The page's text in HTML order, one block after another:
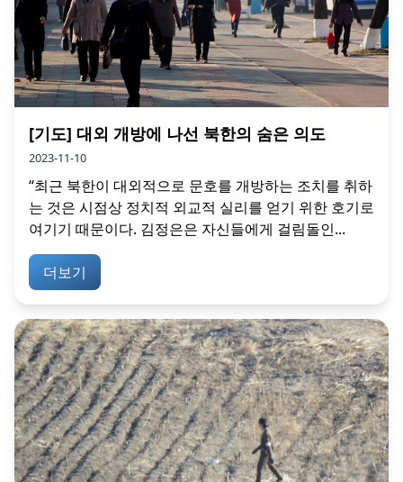
[기도] 대외 개방에 나선 북한의 숨은 의도
2023-11-10
“최근 북한이 대외적으로 문호를 개방하는 조치를 취하
는 것은 시점상 정치적 외교적 실리를 얻기 위한 호기로
여기기 때문이다. 김정은은 자신들에게 걸림돌인...
더보기